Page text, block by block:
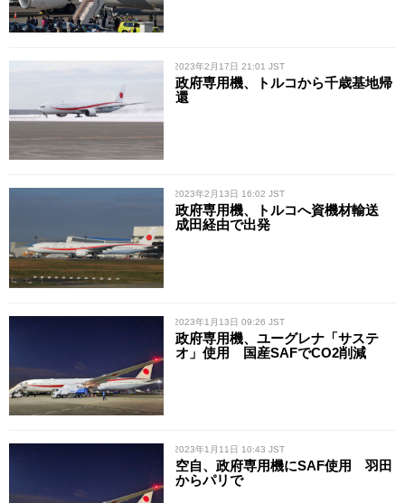
/ 2023年2月17日 21:01 JST
政府専用機、トルコから千歳基地帰
還
/ 2023年2月13日 16:02 JST
政府専用機、トルコへ資機材輸送
成田経由で出発
/ 2023年1月13日 09:26 JST
政府専用機、ユーグレナ「サステ
オ」使用 国産SAFでCO2削減
/ 2023年1月11日 10:43 JST
空自、政府専用機にSAF使用 羽田
からパリで